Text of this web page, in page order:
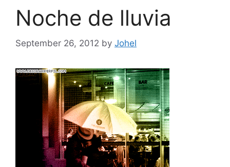
Noche de lluvia
September 26, 2012 by Johel